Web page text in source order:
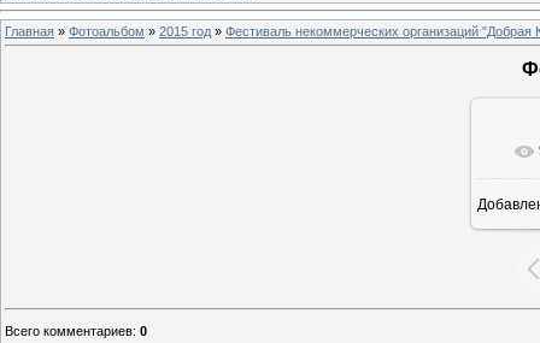
Главная » Фотоальбом » 2015 год » Фестиваль некоммерческих организаций "Добрая
Всего комментариев: 0